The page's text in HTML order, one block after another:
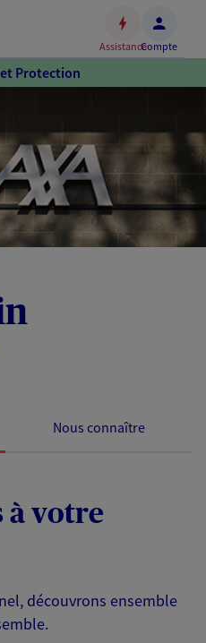
au
page
AssistanceCompte
Protection
Nous connaître
à votre
découvrons ensemble